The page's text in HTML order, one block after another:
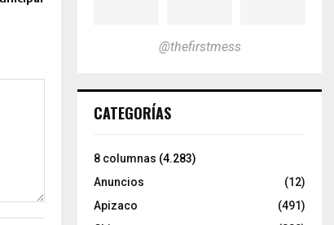
@thefirstmess
CATEGORÍAS
8 columnas (4.283)
Anuncios
(12)
Apizaco
(491)